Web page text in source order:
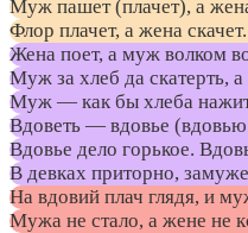
Муж пашет (плачет), а
Флор плачет, а жена скачет.
Жена поет, а муж волком
Муж за хлеб да скатерть,
Муж — как бы хлеба
Вдоветь — вдовье (вдовью
Вдовье дело горькое.
В девках приторно,
На вдовий плач глядя, и
Мужа не стало, а жене не